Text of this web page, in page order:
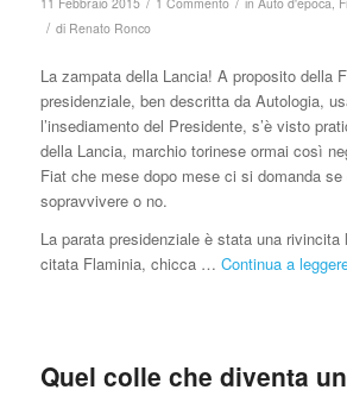
/ di Renato Ronco
La zampata della Lancia! A proposito della
presidenziale, ben descritta da Autologia,
l’insediamento del Presidente, s’è visto
della Lancia, marchio torinese ormai così
Fiat che mese dopo mese ci si domanda
sopravvivere o no.
La parata presidenziale è stata una
citata Flaminia, chicca … Continua a
Quel colle che diventa